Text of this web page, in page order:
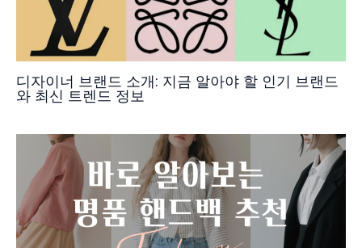
디자이너 브랜드 소개: 지금 알아야 할 인기 브랜드
와 최신 트렌드 정보